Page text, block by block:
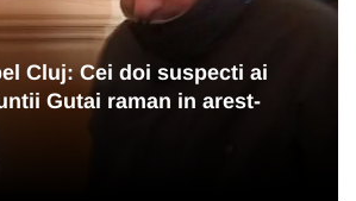
Cluj: Cei doi suspecti ai
Gutai raman in arest-